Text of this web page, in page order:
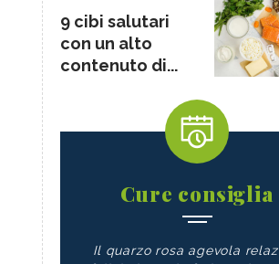
9 cibi salutari
con un alto
contenuto di...
Cure consiglia
Il quarzo rosa agevola